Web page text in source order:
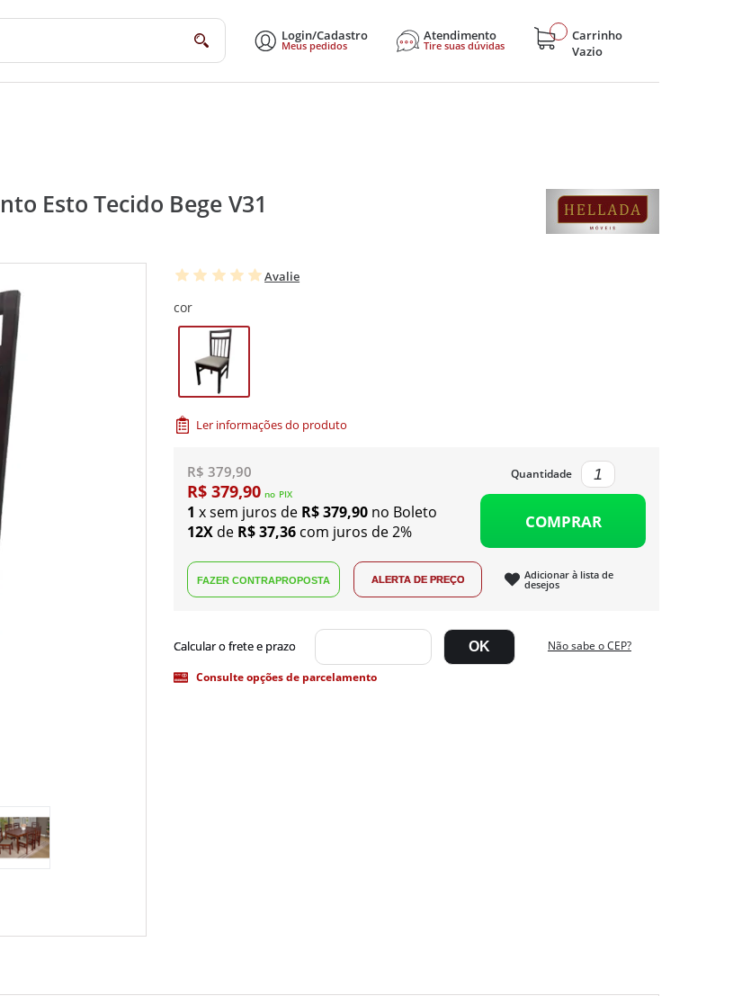
Login/Cadastro
Meus pedidos
Atendimento
Tire suas dúvidas
Carrinho
Vazio
Utilidades Domésticas Eletrodomésticos Eletroportáteis Hobby e Lazer
Esto Tecido Bege V31
Avalie
cor
Ler informações do produto
R$ 379,90
R$ 379,90 no PIX
1 x sem juros de R$ 379,90 no Boleto
12X de R$ 37,36 com juros de 2%
Quantidade
COMPRAR
Adicionar à lista de
desejos
Não sabe o CEP?
Consulte opções de parcelamento